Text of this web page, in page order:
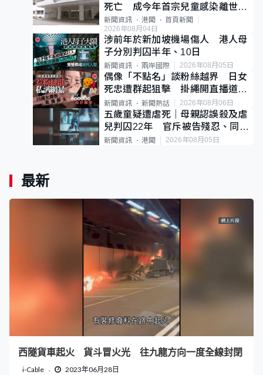
死亡 成今年首宗兒童感染離世個
案
新聞資訊 港聞
首頁新聞
2026年08月04日
涉前年於新加坡機場傷人 港人母
子分別判囚半年、10日
新聞資訊 兩岸國際 2026年08月05日
偶像「不點名」談粉絲越界 日女
死忠遭群起狙擊 掛繩開直播道歉
後輕生
新聞資訊 新聞熱話 2026年08月06日
五歲童疑遭虐死｜母親認誤殺及虐
兒判囚22年 官斥被告殘忍、同類
案最惡劣
新聞資訊 港聞 2026年08月05日
最新
西隧貨車起火 貨斗冒火光 往九龍方向一度全線封閉
i-Cable 2023年06月28日